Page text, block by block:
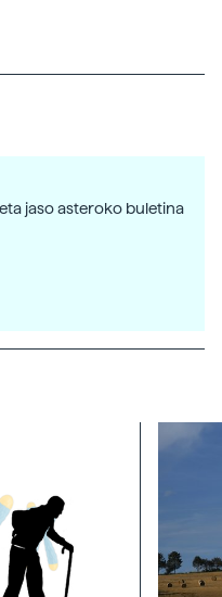
jaso asteroko buletina